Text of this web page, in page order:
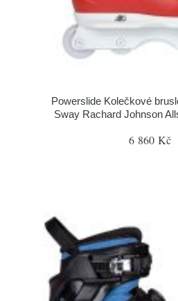
Powerslide Kolečkové
Sway Rachard Johnson
6 860 Kč